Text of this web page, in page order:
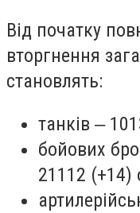
Від початку
вторгнення
становлять:
танків ‒
бойових
21112 (+14)